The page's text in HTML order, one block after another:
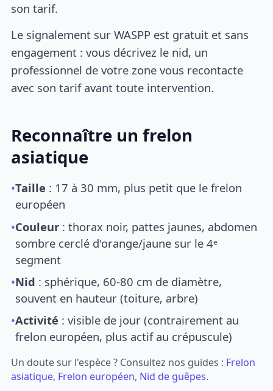
son tarif.
Le signalement sur WASPP est gratuit et sans
engagement : vous décrivez le nid, un
professionnel de votre zone vous recontacte
avec son tarif avant toute intervention.
Reconnaître un frelon
asiatique
•Taille : 17 à 30 mm, plus petit que le frelon
européen
•Couleur : thorax noir, pattes jaunes, abdomen
sombre cerclé d'orange/jaune sur le 4ᵉ
segment
•Nid : sphérique, 60-80 cm de diamètre,
souvent en hauteur (toiture, arbre)
•Activité : visible de jour (contrairement au
frelon européen, plus actif au crépuscule)
Un doute sur l'espèce ? Consultez nos guides : Frelon
asiatique, Frelon européen, Nid de guêpes.